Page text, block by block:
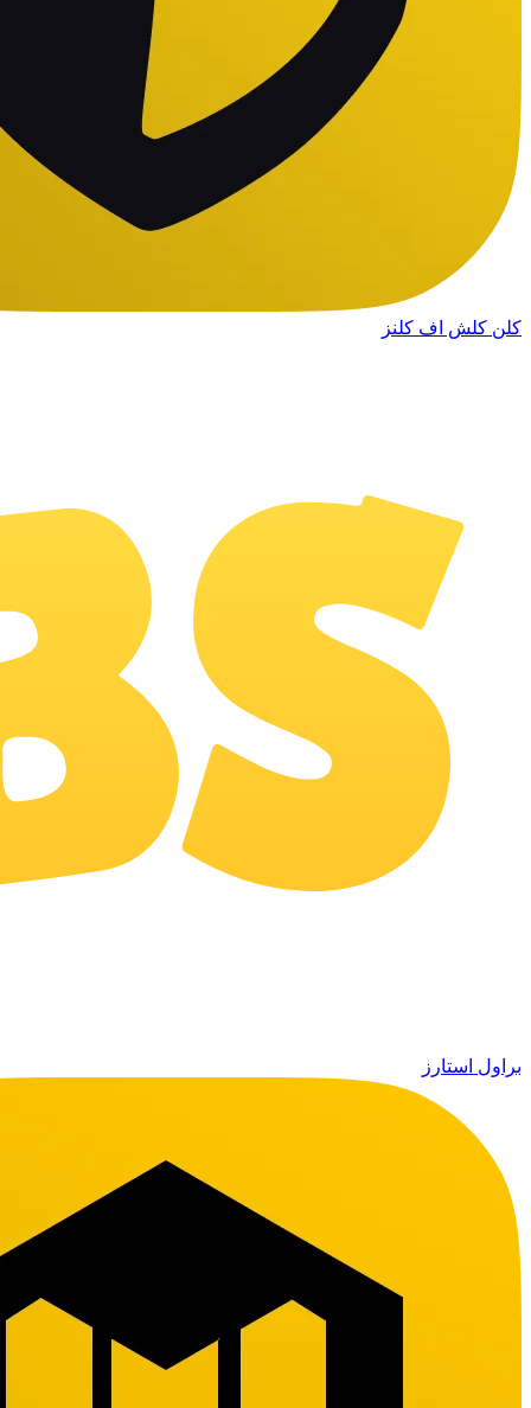
کلن کلش اف کلنز
براول استارز